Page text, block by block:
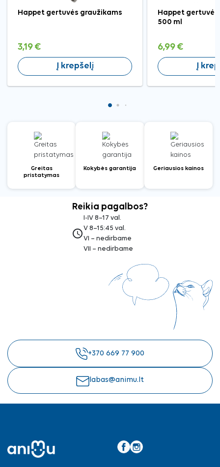
Happet gertuvės graužikams
3,19 €
Į krepšelį
Happet gertuvė
500 ml
6,99 €
Į
Greitas
pristatymas
Kokybės garantija Geriausios kainos
Reikia pagalbos?
access_time
I-IV 8–17 val.
V 8–15:45 val.
VI – nedirbame
VII – nedirbame
+370 669 77 900
labas@animu.lt